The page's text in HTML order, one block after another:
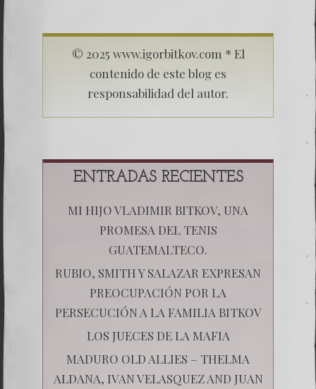
© 2025 www.igorbitkov.com * El
contenido de este blog es
responsabilidad del autor.
ENTRADAS RECIENTES
MI HIJO VLADIMIR BITKOV, UNA
PROMESA DEL TENIS
GUATEMALTECO.
RUBIO, SMITH Y SALAZAR EXPRESAN
PREOCUPACIÓN POR LA
PERSECUCIÓN A LA FAMILIA BITKOV
LOS JUECES DE LA MAFIA
MADURO OLD ALLIES – THELMA
ALDANA, IVAN VELASQUEZ AND JUAN